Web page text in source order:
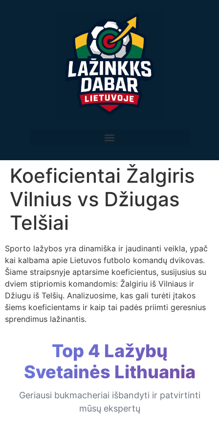
Koeficientai Žalgiris
Vilnius vs Džiugas
Telšiai
Sporto lažybos yra dinamiška ir jaudinanti veikla, ypač
kai kalbama apie Lietuvos futbolo komandų dvikovas.
Šiame straipsnyje aptarsime koeficientus, susijusius su
dviem stipriomis komandomis: Žalgiriu iš Vilniaus ir
Džiugu iš Telšių. Analizuosime, kas gali turėti įtakos
šiems koeficientams ir kaip tai padės priimti geresnius
sprendimus lažinantis.
Top 4 Lažybų
Svetainės Lithuania
Geriausi bukmacheriai išbandyti ir patvirtinti
mūsų ekspertų